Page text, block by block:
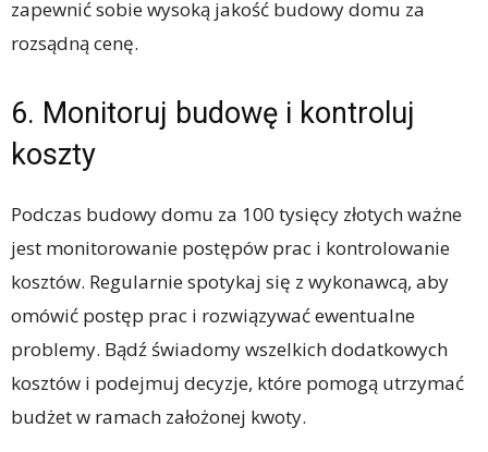
zapewnić sobie wysoką jakość budowy domu za
rozsądną cenę.
6. Monitoruj budowę i kontroluj
koszty
Podczas budowy domu za 100 tysięcy złotych ważne
jest monitorowanie postępów prac i kontrolowanie
kosztów. Regularnie spotykaj się z wykonawcą, aby
omówić postęp prac i rozwiązywać ewentualne
problemy. Bądź świadomy wszelkich dodatkowych
kosztów i podejmuj decyzje, które pomogą utrzymać
budżet w ramach założonej kwoty.